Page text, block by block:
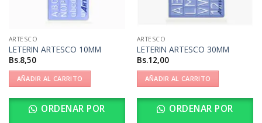
ARTESCO
LETERIN ARTESCO 10MM
Bs.8,50
AÑADIR AL CARRITO
ORDENAR POR
ARTESCO
LETERIN ARTESCO 30MM
Bs.12,00
AÑADIR AL CARRITO
ORDENAR POR